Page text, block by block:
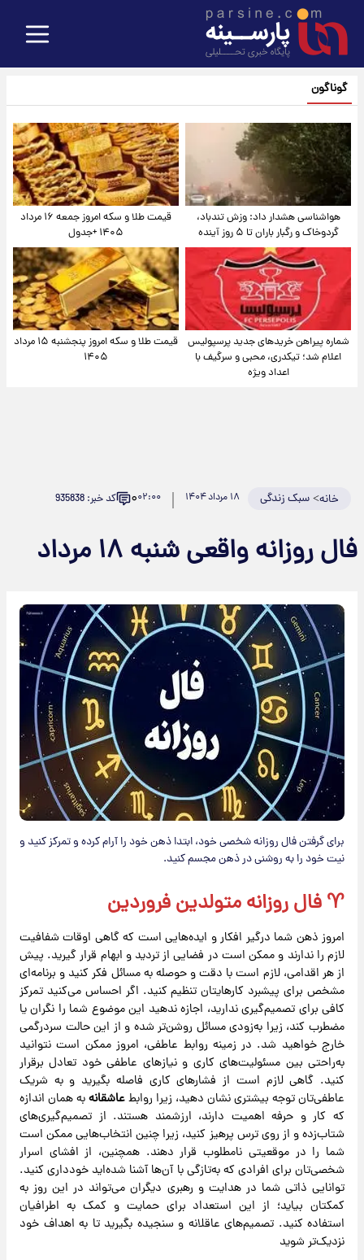
گوناگون
هواشناسی هشدار داد: وزش تندباد،
گردوخاک و رگبار باران تا ۵ روز آینده
قیمت طلا و سکه امروز جمعه ۱۶ مرداد
۱۴۰۵ +جدول
شماره پیراهن خریدهای جدید پرسپولیس
اعلام شد؛ تیکدری، محبی و سرگیف با
اعداد ویژه
قیمت طلا و سکه امروز پنجشنبه ۱۵ مرداد
۱۴۰۵
خانه>سبک زندگی ۱۸ مرداد ۱۴۰۴ ۰۲:۰۰۰ کد خبر: 935838
فال روزانه واقعی شنبه ۱۸ مرداد
برای گرفتن فال روزانه شخصی خود، ابتدا ذهن خود را آرام کرده و تمرکز کنید و
نیت خود را به روشنی در ذهن مجسم کنید.
♈ فال روزانه متولدین فروردین
امروز ذهن شما درگیر افکار و ایده‌هایی است که گاهی اوقات شفافیت
لازم را ندارند و ممکن است در فضایی از تردید و ابهام قرار گیرید. پیش
از هر اقدامی، لازم است با دقت و حوصله به مسائل فکر کنید و برنامه‌ای
مشخص برای پیشبرد کارهایتان تنظیم کنید. اگر احساس می‌کنید تمرکز
کافی برای تصمیم‌گیری ندارید، اجازه ندهید این موضوع شما را نگران یا
مضطرب کند، زیرا به‌زودی مسائل روشن‌تر شده و از این حالت سردرگمی
خارج خواهید شد. در زمینه روابط عاطفی، امروز ممکن است نتوانید
به‌راحتی بین مسئولیت‌های کاری و نیازهای عاطفی خود تعادل برقرار
کنید. گاهی لازم است از فشارهای کاری فاصله بگیرید و به شریک
عاطفی‌تان توجه بیشتری نشان دهید، زیرا روابطعاشقانهبه همان اندازه
که کار و حرفه اهمیت دارند، ارزشمند هستند. از تصمیم‌گیری‌های
شتاب‌زده و از روی ترس پرهیز کنید، زیرا چنین انتخاب‌هایی ممکن است
شما را در موقعیتی نامطلوب قرار دهند. همچنین، از افشای اسرار
شخصی‌تان برای افرادی که به‌تازگی با آن‌ها آشنا شده‌اید خودداری کنید.
توانایی ذاتی شما در هدایت و رهبری دیگران می‌تواند در این روز به
کمکتان بیاید؛ از این استعداد برای حمایت و کمک به اطرافیان
استفاده کنید. تصمیم‌های عاقلانه و سنجیده بگیرید تا به اهداف خود
نزدیک‌تر شوید